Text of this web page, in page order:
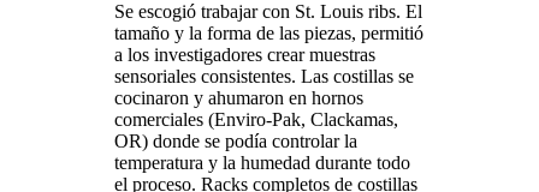
Se escogió trabajar con St. Louis ribs. El
tamaño y la forma de las piezas, permitió
a los investigadores crear muestras
sensoriales consistentes. Las costillas se
cocinaron y ahumaron en hornos
comerciales (Enviro-Pak, Clackamas,
OR) donde se podía controlar la
temperatura y la humedad durante todo
el proceso. Racks completos de costillas